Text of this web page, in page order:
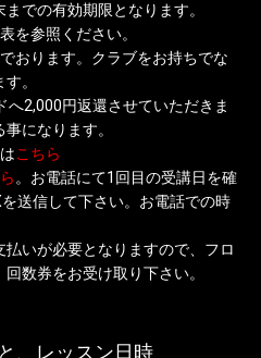
での有効期限となります。
を参照ください。
おります。クラブをお持ちでな
。
2,000円返還させていただきま
になります。
こちら
。お電話にて1回目の受講日を確
送信して下さい。お電話での時
いが必要となりますので、フロ
数券をお受け取り下さい。
、レッスン日時